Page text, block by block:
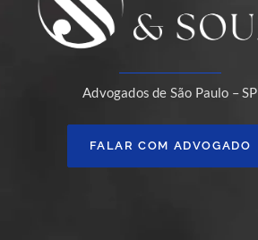
Advogados de São Paulo – SP
FALAR COM ADVOGADO